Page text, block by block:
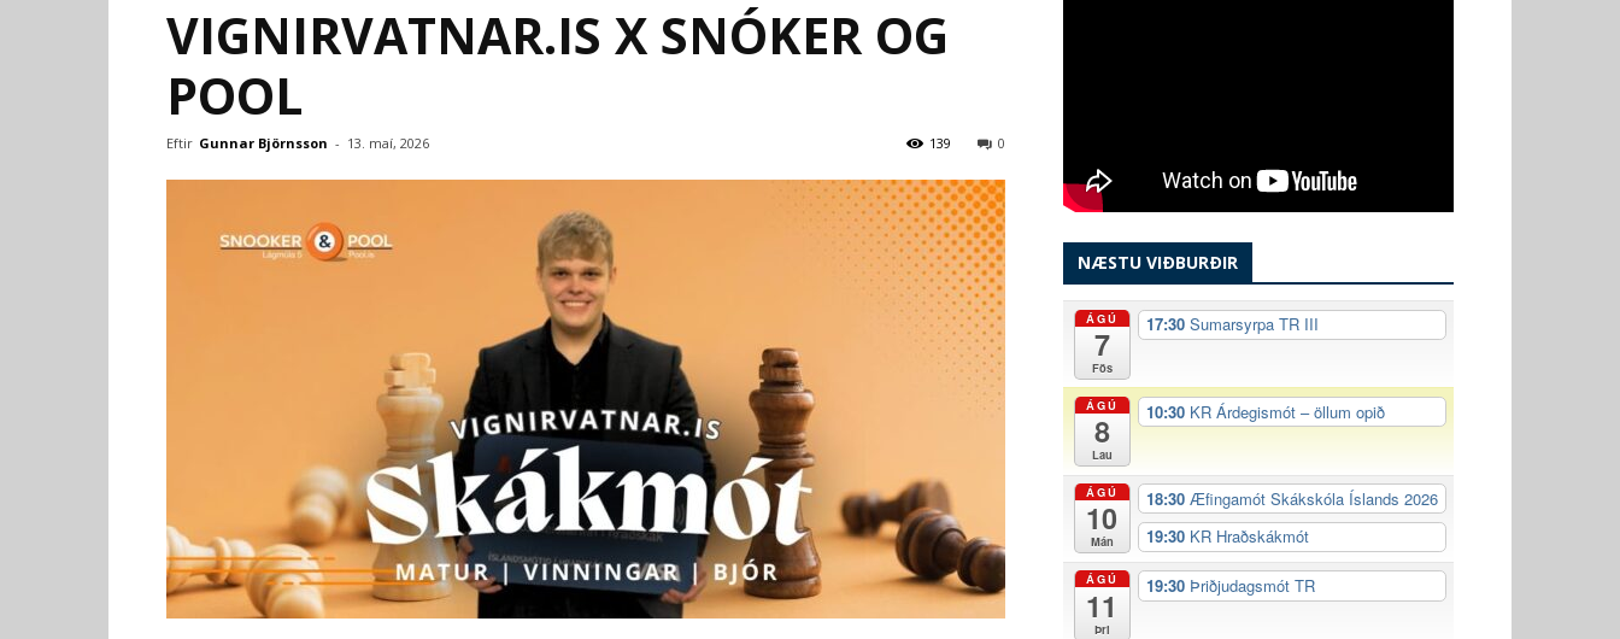
VIGNIRVATNAR.IS X SNÓKER OG
POOL
Eftir Gunnar Björnsson - 13. maí, 2026 0
139
NÆSTU VIÐBURÐIR
ÁGÚ
7
Fös
17:30 Sumarsyrpa TR III
ÁGÚ
8
Lau
10:30 KR Árdegismót – öllum opið
ÁGÚ
10
Mán
18:30 Æfingamót Skákskóla Íslands 2026
19:30 KR Hraðskákmót
ÁGÚ
11
Þri
19:30 Þriðjudagsmót TR